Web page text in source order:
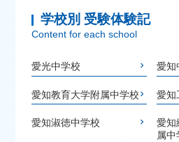
学校別 受験体験記
Content for each school
愛光中学校 愛知
愛知教育大学附属中学校 愛知
愛知淑徳中学校
愛知
属中